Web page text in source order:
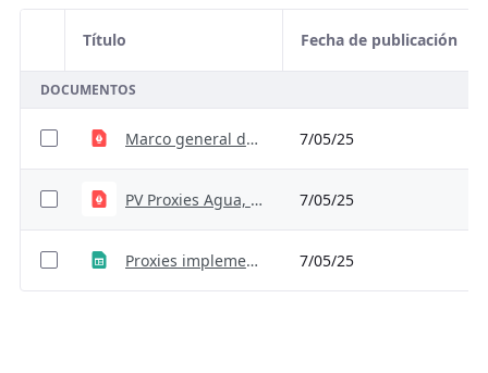
Selección del elemento
Título Fecha de publicación
DOCUMENTOS
Marco general de los proxies para la implementación de la TVC 7/05/25
PV Proxies Agua, Transporte y AFOLU 7/05/25
Proxies implementación TVC_VF.xlsm 7/05/25